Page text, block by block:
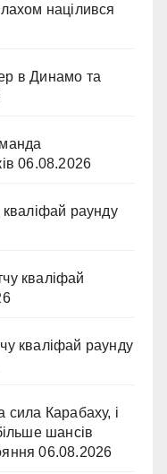
націлився
в Динамо та
06.08.2026
раунду
кваліфай
кваліфай раунду
сила Карабаху, і
шансів
06.08.2026